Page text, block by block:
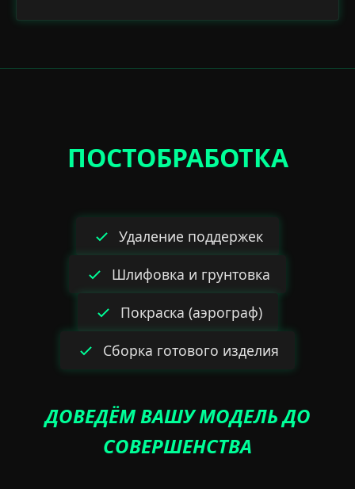
ПОСТОБРАБОТКА
Удаление поддержек
Шлифовка и грунтовка
Покраска (аэрограф)
Сборка готового изделия
ДОВЕДЁМ ВАШУ МОДЕЛЬ ДО
СОВЕРШЕНСТВА